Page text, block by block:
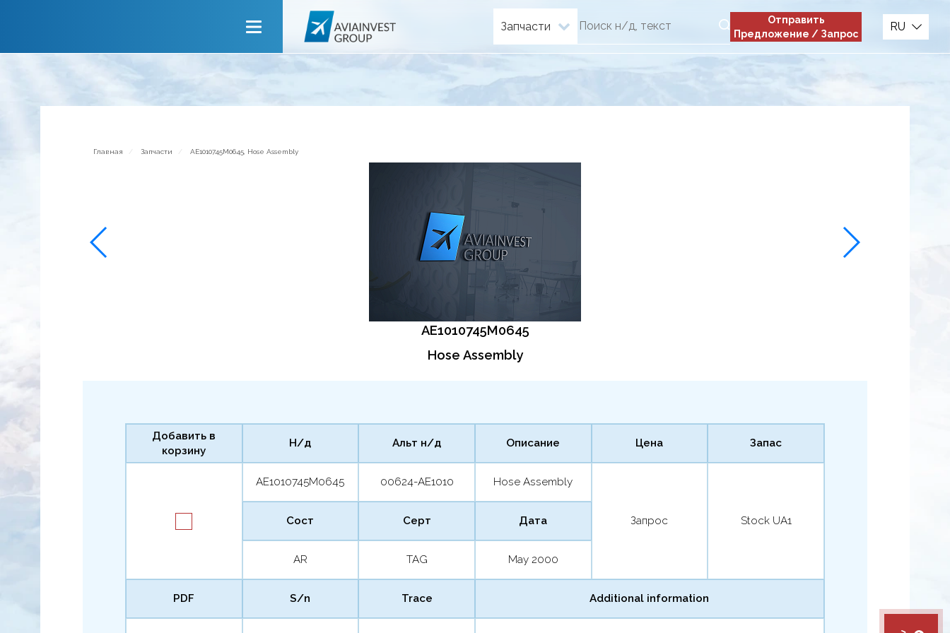
О компании
Новости
Обратная связь
Запчасти
Отправить
Предложение / Запрос
RU
Главная Запчасти AE1010745M0645, Hose Assembly
AE1010745M0645
Hose Assembly
Добавить в
корзину
Н/д
AE1010745M0645
Альт н/д
00624-AE1010
Описание
Hose Assembly
Цена
Запрос
Запас
Stock UA1
Сост
AR
Серт
TAG
Дата
May 2000
PDF S/n Trace Additional information